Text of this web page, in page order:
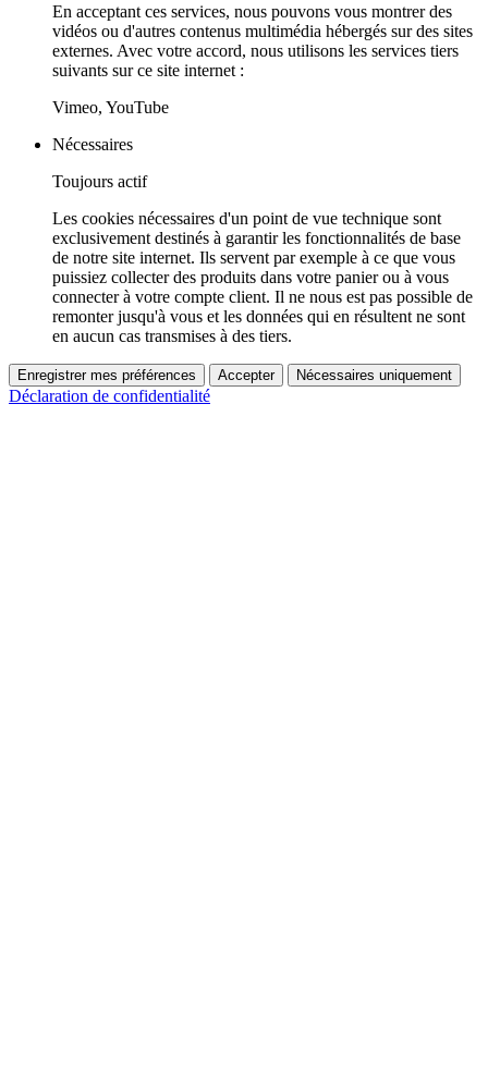
En acceptant ces services, nous pouvons vous montrer des
vidéos ou d'autres contenus multimédia hébergés sur des sites
externes. Avec votre accord, nous utilisons les services tiers
suivants sur ce site internet :
Vimeo, YouTube
Nécessaires
Toujours actif
Les cookies nécessaires d'un point de vue technique sont
exclusivement destinés à garantir les fonctionnalités de base
de notre site internet. Ils servent par exemple à ce que vous
puissiez collecter des produits dans votre panier ou à vous
connecter à votre compte client. Il ne nous est pas possible de
remonter jusqu'à vous et les données qui en résultent ne sont
en aucun cas transmises à des tiers.
Enregistrer mes préférences Accepter Nécessaires uniquement
Déclaration de confidentialité